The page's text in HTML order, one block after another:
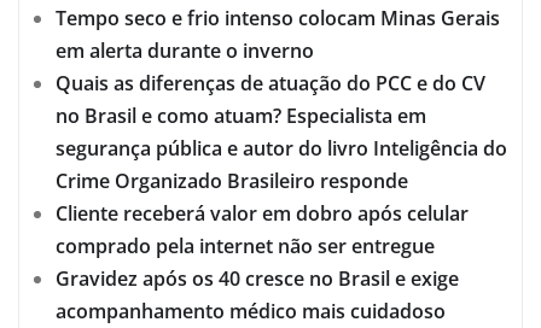
Tempo seco e frio intenso colocam Minas Gerais
em alerta durante o inverno
Quais as diferenças de atuação do PCC e do CV
no Brasil e como atuam? Especialista em
segurança pública e autor do livro Inteligência do
Crime Organizado Brasileiro responde
Cliente receberá valor em dobro após celular
comprado pela internet não ser entregue
Gravidez após os 40 cresce no Brasil e exige
acompanhamento médico mais cuidadoso